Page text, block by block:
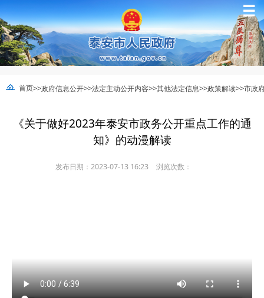
☰
首页>>政府信息公开>>法定主动公开内容>>其他法定信息>>政策解读>>市政
《关于做好2023年泰安市政务公开重点工作的通
知》的动漫解读
发布日期：2023-07-13 16:23 浏览次数：